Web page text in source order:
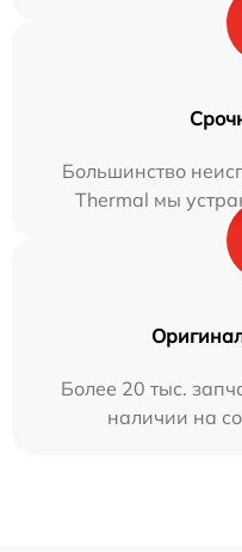
Большинство
Thermal мы
Более 20 тыс.
наличии на